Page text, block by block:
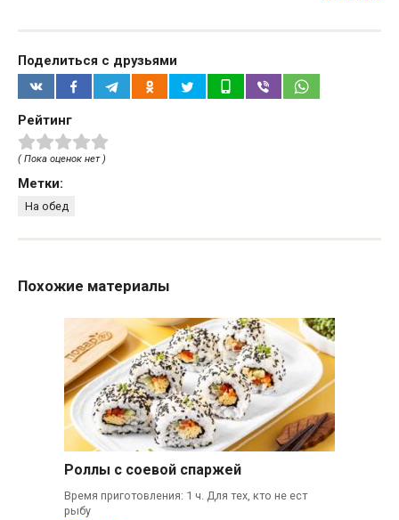
Поделиться с друзьями
Рейтинг
( Пока оценок нет )
Метки:
На обед
Похожие материалы
Роллы с соевой спаржей
Время приготовления: 1 ч. Для тех, кто не ест
рыбу